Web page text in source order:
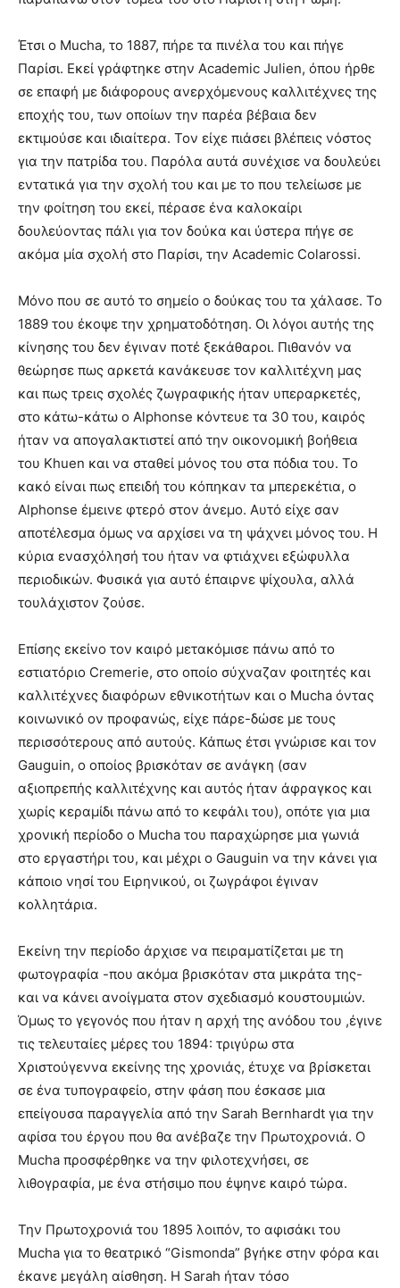
Έτσι ο Mucha, το 1887, πήρε τα πινέλα του και πήγε
Παρίσι. Εκεί γράφτηκε στην Academic Julien, όπου ήρθε
σε επαφή με διάφορους ανερχόμενους καλλιτέχνες της
εποχής του, των οποίων την παρέα βέβαια δεν
εκτιμούσε και ιδιαίτερα. Τον είχε πιάσει βλέπεις νόστος
για την πατρίδα του. Παρόλα αυτά συνέχισε να δουλεύει
εντατικά για την σχολή του και με το που τελείωσε με
την φοίτηση του εκεί, πέρασε ένα καλοκαίρι
δουλεύοντας πάλι για τον δούκα και ύστερα πήγε σε
ακόμα μία σχολή στο Παρίσι, την Academic Colarossi.
Μόνο που σε αυτό το σημείο ο δούκας του τα χάλασε. Το
1889 του έκοψε την χρηματοδότηση. Οι λόγοι αυτής της
κίνησης του δεν έγιναν ποτέ ξεκάθαροι. Πιθανόν να
θεώρησε πως αρκετά κανάκευσε τον καλλιτέχνη μας
και πως τρεις σχολές ζωγραφικής ήταν υπεραρκετές,
στο κάτω-κάτω ο Alphonse κόντευε τα 30 του, καιρός
ήταν να απογαλακτιστεί από την οικονομική βοήθεια
του Khuen και να σταθεί μόνος του στα πόδια του. Το
κακό είναι πως επειδή του κόπηκαν τα μπερεκέτια, ο
Alphonse έμεινε φτερό στον άνεμο. Αυτό είχε σαν
αποτέλεσμα όμως να αρχίσει να τη ψάχνει μόνος του. Η
κύρια ενασχόλησή του ήταν να φτιάχνει εξώφυλλα
περιοδικών. Φυσικά για αυτό έπαιρνε ψίχουλα, αλλά
τουλάχιστον ζούσε.
Επίσης εκείνο τον καιρό μετακόμισε πάνω από το
εστιατόριο Cremerie, στο οποίο σύχναζαν φοιτητές και
καλλιτέχνες διαφόρων εθνικοτήτων και ο Mucha όντας
κοινωνικό ον προφανώς, είχε πάρε-δώσε με τους
περισσότερους από αυτούς. Κάπως έτσι γνώρισε και τον
Gauguin, ο οποίος βρισκόταν σε ανάγκη (σαν
αξιοπρεπής καλλιτέχνης και αυτός ήταν άφραγκος και
χωρίς κεραμίδι πάνω από το κεφάλι του), οπότε για μια
χρονική περίοδο ο Mucha του παραχώρησε μια γωνιά
στο εργαστήρι του, και μέχρι ο Gauguin να την κάνει για
κάποιο νησί του Ειρηνικού, οι ζωγράφοι έγιναν
κολλητάρια.
Εκείνη την περίοδο άρχισε να πειραματίζεται με τη
φωτογραφία -που ακόμα βρισκόταν στα μικράτα της-
και να κάνει ανοίγματα στον σχεδιασμό κουστουμιών.
Όμως το γεγονός που ήταν η αρχή της ανόδου του ,έγινε
τις τελευταίες μέρες του 1894: τριγύρω στα
Χριστούγεννα εκείνης της χρονιάς, έτυχε να βρίσκεται
σε ένα τυπογραφείο, στην φάση που έσκασε μια
επείγουσα παραγγελία από την Sarah Bernhardt για την
αφίσα του έργου που θα ανέβαζε την Πρωτοχρονιά. Ο
Mucha προσφέρθηκε να την φιλοτεχνήσει, σε
λιθογραφία, με ένα στήσιμο που έψηνε καιρό τώρα.
Την Πρωτοχρονιά του 1895 λοιπόν, το αφισάκι του
Mucha για το θεατρικό “Gismonda” βγήκε στην φόρα και
έκανε μεγάλη αίσθηση. Η Sarah ήταν τόσο